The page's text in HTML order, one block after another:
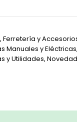
, Ferretería y
Manuales y Eléctricas,
y Utilidades,